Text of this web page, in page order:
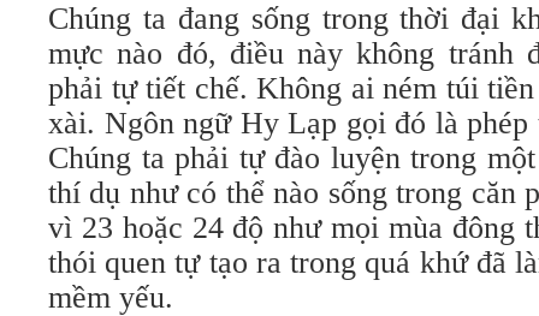
Chúng ta đang sống trong thời đại
mực nào đó, điều này không tránh
phải tự tiết chế. Không ai ném túi
xài. Ngôn ngữ Hy Lạp gọi đó là phép
Chúng ta phải tự đào luyện trong
thí dụ như có thể nào sống trong căn
vì 23 hoặc 24 độ như mọi mùa đông
thói quen tự tạo ra trong quá khứ đã
mềm yếu.